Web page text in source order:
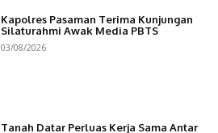
Kapolres Pasaman Terima Kunjungan
Silaturahmi Awak Media PBTS
03/08/2026
Tanah Datar Perluas Kerja Sama Antar